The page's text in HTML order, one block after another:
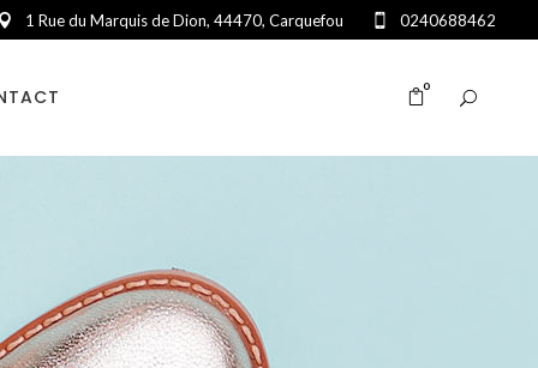
1 Rue du Marquis de Dion, 44470, Carquefou 0240688462
0